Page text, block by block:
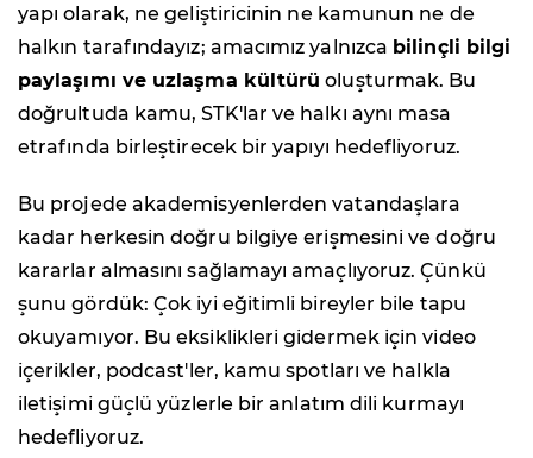
yapı olarak, ne geliştiricinin ne kamunun ne de
halkın tarafındayız; amacımız yalnızca bilinçli bilgi
paylaşımı ve uzlaşma kültürü oluşturmak. Bu
doğrultuda kamu, STK'lar ve halkı aynı masa
etrafında birleştirecek bir yapıyı hedefliyoruz.
Bu projede akademisyenlerden vatandaşlara
kadar herkesin doğru bilgiye erişmesini ve doğru
kararlar almasını sağlamayı amaçlıyoruz. Çünkü
şunu gördük: Çok iyi eğitimli bireyler bile tapu
okuyamıyor. Bu eksiklikleri gidermek için video
içerikler, podcast'ler, kamu spotları ve halkla
iletişimi güçlü yüzlerle bir anlatım dili kurmayı
hedefliyoruz.